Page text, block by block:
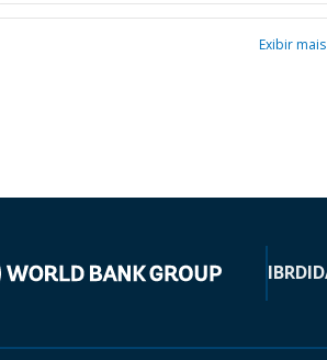
Exibir mais
IBRD